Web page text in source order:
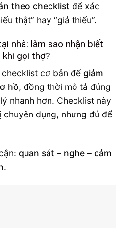
theo checklist để xác
thật” hay “giả thiếu”.
nhà: làm sao nhận biết
gọi thợ?
cơ bản để giảm
hồ, đồng thời mô tả đúng
nhanh hơn. Checklist này
dụng, nhưng đủ để
quan sát – nghe – cảm
.